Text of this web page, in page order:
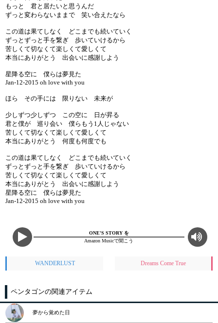
もっと 君と居たいと思うんだ
ずっと変わらないままで 笑い合えたなら
この道は果てしなく どこまでも続いていく
ずっとずっと手を繋ぎ 歩いていけるから
苦しくて切なくて楽しくて愛しくて
本当にありがとう 出会いに感謝しよう
星降る空に 僕らは夢見た
Jan-12-2015 oh love with you
ほら その手には 限りない 未来が
少しずつ少しずつ この空に 日が昇る
君と僕が 巡り会い 僕らもう1人じゃない
苦しくて切なくて楽しくて愛しくて
本当にありがとう 何度も何度でも
この道は果てしなく どこまでも続いていく
ずっとずっと手を繋ぎ 歩いていけるから
苦しくて切なくて楽しくて愛しくて
本当にありがとう 出会いに感謝しよう
星降る空に 僕らは夢見た
Jan-12-2015 oh love with you
ONE'S STORY を
Amazon Musicで聞こう
WANDERLUST Dreams Come True
ペンタゴンの関連アイテム
夢から覚めた日